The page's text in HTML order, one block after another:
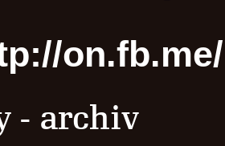
- archiv